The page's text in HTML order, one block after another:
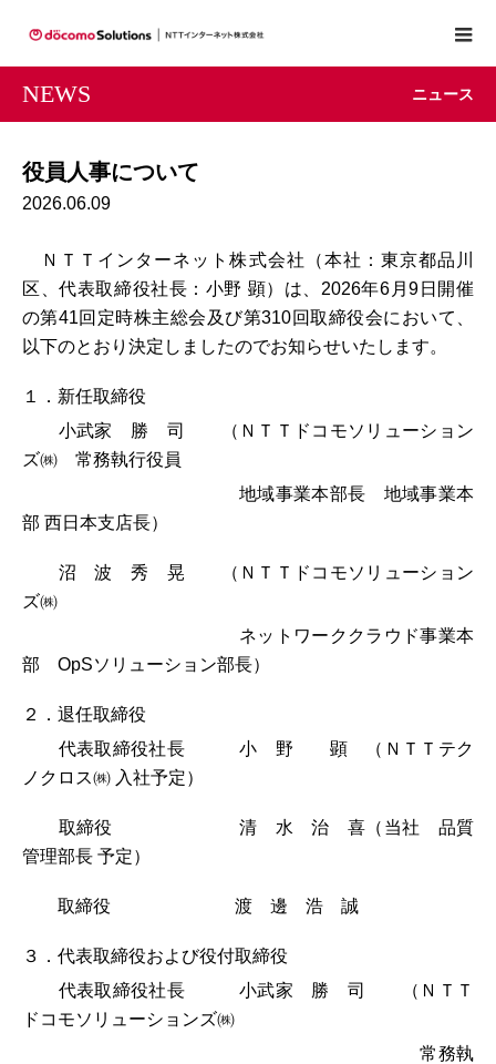
NEWS ニュース
役員人事について
2026.06.09
ＮＴＴインターネット株式会社（本社：東京都品川
区、代表取締役社長：小野 顕）は、2026年6月9日開催
の第41回定時株主総会及び第310回取締役会において、
以下のとおり決定しましたのでお知らせいたします。
１．新任取締役
小武家 勝 司 （ＮＴＴドコモソリューション
ズ㈱ 常務執行役員
地域事業本部長 地域事業本
部 西日本支店長）
沼 波 秀 晃 （ＮＴＴドコモソリューション
ズ㈱
ネットワーククラウド事業本
部 OpSソリューション部長）
２．退任取締役
代表取締役社長 小 野 顕 （ＮＴＴテク
ノクロス㈱ 入社予定）
取締役 清 水 治 喜（当社 品質
管理部長 予定）
取締役 渡 邊 浩 誠
３．代表取締役および役付取締役
代表取締役社長 小武家 勝 司 （ＮＴＴ
ドコモソリューションズ㈱
常務執